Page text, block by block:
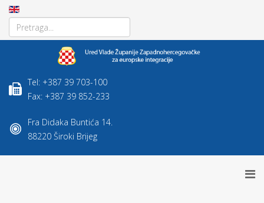
Tel: +387 39 703-100
Fax: +387 39 852-233
Fra Didaka Buntića 14.
88220 Široki Brijeg